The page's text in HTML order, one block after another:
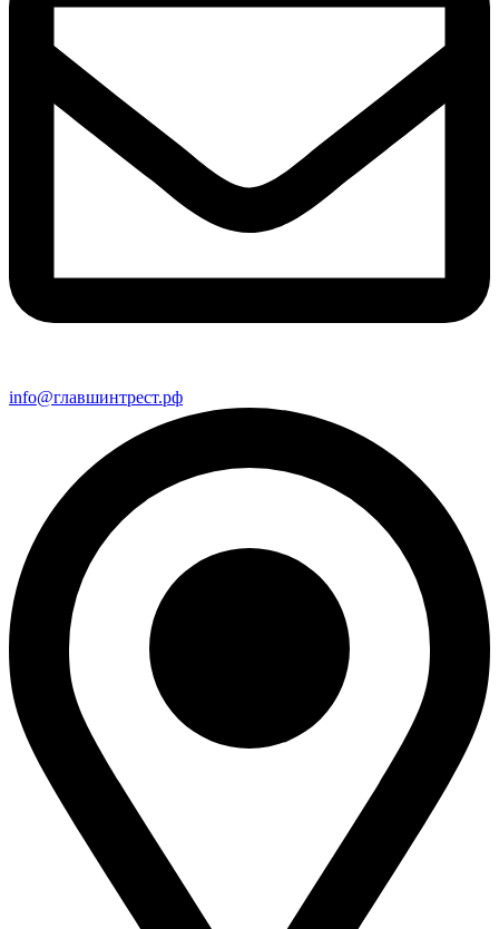
info@главшинтрест.рф